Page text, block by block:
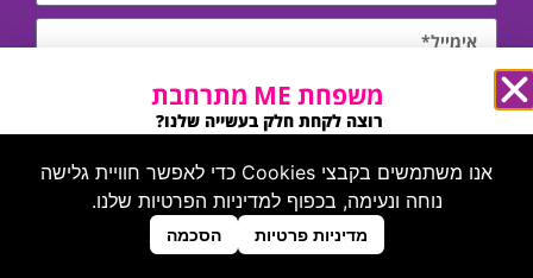
אני מאשר/ת קבלת תכנים מקצועיים, עדכונים והצעות
מהמרכז (ניתן להסיר את הרישום בכל עת).
אנו משתמשים בקבצי Cookies כדי לאפשר חוויית גלישה
נוחה ונעימה, בכפוף למדיניות הפרטיות שלנו.
מדיניות פרטיות הסכמה
משפחת ME מתרחבת
רוצה לקחת חלק בעשייה שלנו?
מחפשים אותך בעמוד הזה ←